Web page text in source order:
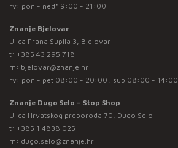
rv: pon - ned* 9:00 - 21:00
Znanje Bjelovar
Ulica Frana Supila 3, Bjelovar
t: +385 43 295 718
m: bjelovar@znanje.hr
rv: pon - pet 08:00 - 20:00 ; sub 08:00 - 14:00
Znanje Dugo Selo – Stop Shop
Ulica Hrvatskog preporoda 70, Dugo Selo
t: +385 1 4838 025
m: dugo.selo@znanje.hr